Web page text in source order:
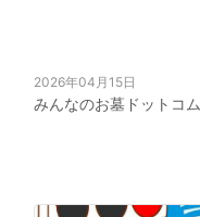
2026年04月15日
みんなのお墓ドットコム